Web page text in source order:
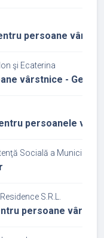
persoane
şi Ecaterina
vârstnice -
persoanele
Socială a Municipiului
S.R.L.
persoane